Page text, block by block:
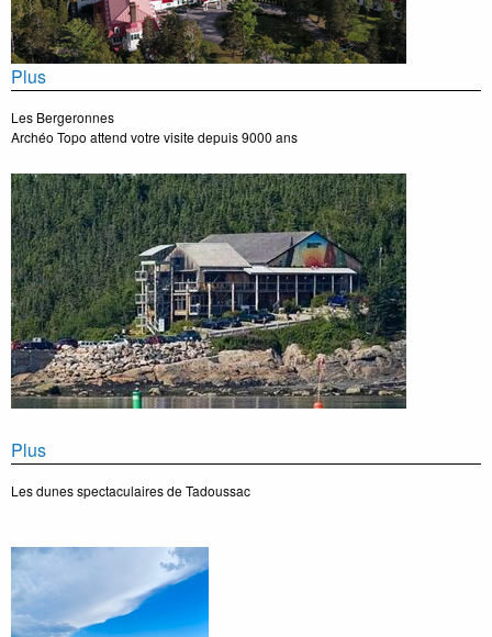
Plus
Les Bergeronnes
Archéo Topo attend votre visite depuis 9000 ans
Plus
Les dunes spectaculaires de Tadoussac